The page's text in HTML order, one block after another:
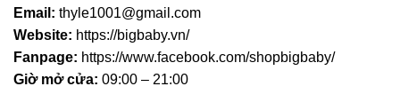
Email: thyle1001@gmail.com
Website: https://bigbaby.vn/
Fanpage: https://www.facebook.com/shopbigbaby/
Giờ mở cửa: 09:00 – 21:00